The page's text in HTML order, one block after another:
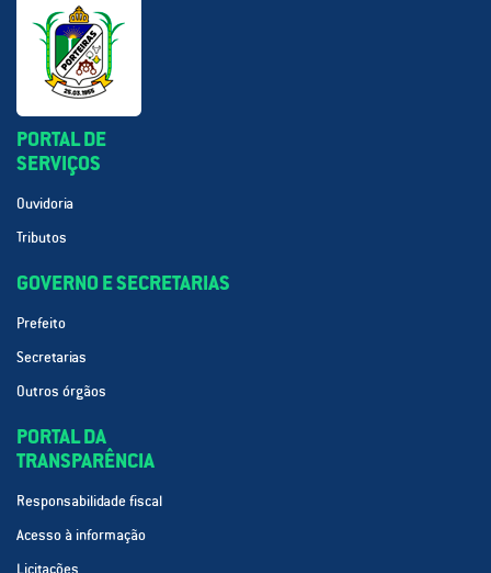
PORTAL DE
SERVIÇOS
Ouvidoria
Tributos
GOVERNO E SECRETARIAS
Prefeito
Secretarias
Outros órgãos
PORTAL DA
TRANSPARÊNCIA
Responsabilidade fiscal
Acesso à informação
Licitações